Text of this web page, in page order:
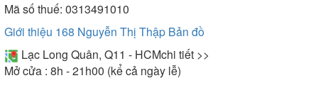
Mã số thuế: 0313491010
Giới thiệu 168 Nguyễn Thị Thập Bản đồ
Lạc Long Quân, Q11 - HCMchi tiết >>
Mở cửa : 8h - 21h00 (kể cả ngày lễ)